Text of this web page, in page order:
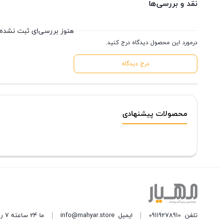
نقد و بررسی‌ها
درمورد این محصول دیدگاه درج کنید.
درج دیدگاه
هنوز بررسی‌ای ثبت
محصولات پیشنهادی
تلفن09119278910 ایمیلinfo@mahyar.store ما 24 ساعته 7 روز هفته پاسخگوی شما هستیم.